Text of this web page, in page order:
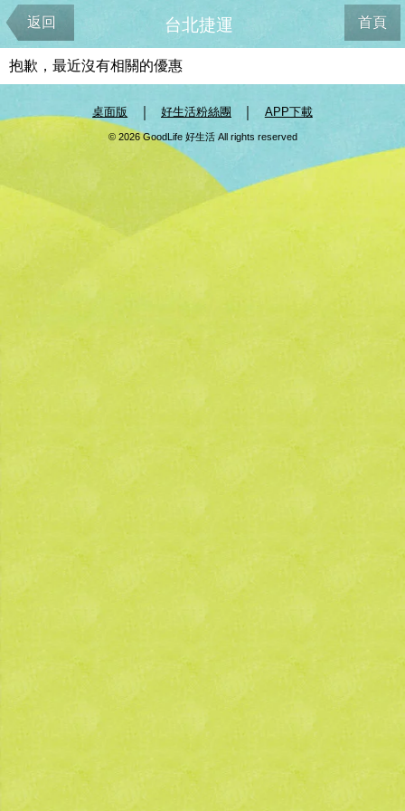
返回 首頁
台北捷運
抱歉，最近沒有相關的優惠
桌面版 好生活粉絲團 APP下載
© 2026 GoodLife 好生活 All rights reserved